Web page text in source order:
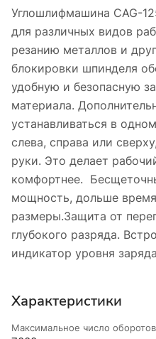
Углошлифмашина CAG-
для различных видов
резанию металлов и
блокировки шпинделя
удобную и безопасную
материала.
устанавливаться в
слева, справа или
руки. Это делает
комфортнее.
мощность, дольше
размеры.Защита от
глубокого разряда.
индикатор уровня
Характеристики
Максимальное число